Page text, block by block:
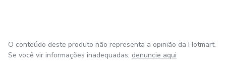
atendendo clientes individuais ou em grupos, de forma on-
line e presencial.
O conteúdo deste produto não representa a opinião da Hotmart.
Se você vir informações inadequadas, denuncie aqui